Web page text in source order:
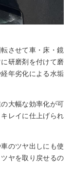
させて車・床・鏡
研磨剤を付けて磨
年劣化による水垢
大幅な効率化が可
レイに仕上げられ
のツヤ出しにも使
ヤを取り戻せるの